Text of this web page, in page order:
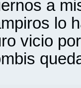
a
lo
vicio